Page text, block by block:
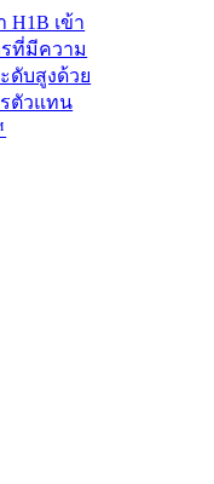
เข้า
วาม
งด้วย
แทน